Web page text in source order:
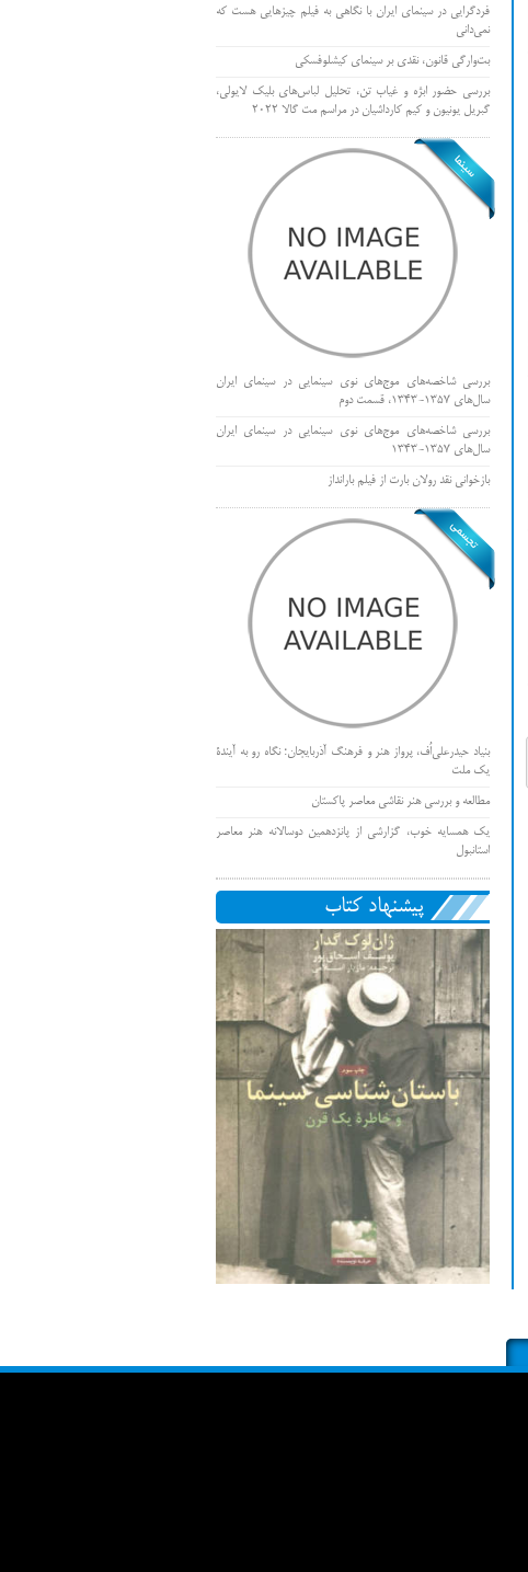
فردگرایی در سینمای ایران با نگاهی به فیلم چیزهایی هست که
نمی‌دانی
بت‌وارگی قانون، نقدی بر سینمای کیشلوفسکی
بررسی حضور ابژه و غیاب تن، تحلیل لباس‌های بلیک لایولی،
گبریل یونیون و کیم کارداشیان در مراسم مت گالا ۲۰۲۲
بررسی شاخصه‌های موج‌های نوی سینمایی در سینمای ایران
سال‌های 1357-1343، قسمت دوم
بررسی شاخصه‌های موج‌های نوی سینمایی در سینمای ایران
سال‌های 1357-1343
بازخوانی نقد رولان بارت از فیلم بارانداز
بنیاد حیدرعلی‌اُف، پرواز هنر و فرهنگ آذربایجان؛ نگاه رو به آیندۀ
یک ملت
مطالعه و بررسی هنر نقاشی معاصر پاکستان
یک همسایه خوب، گزارشی از پانزدهمین دوسالانه هنر معاصر
استانبول
پیشنهاد کتاب